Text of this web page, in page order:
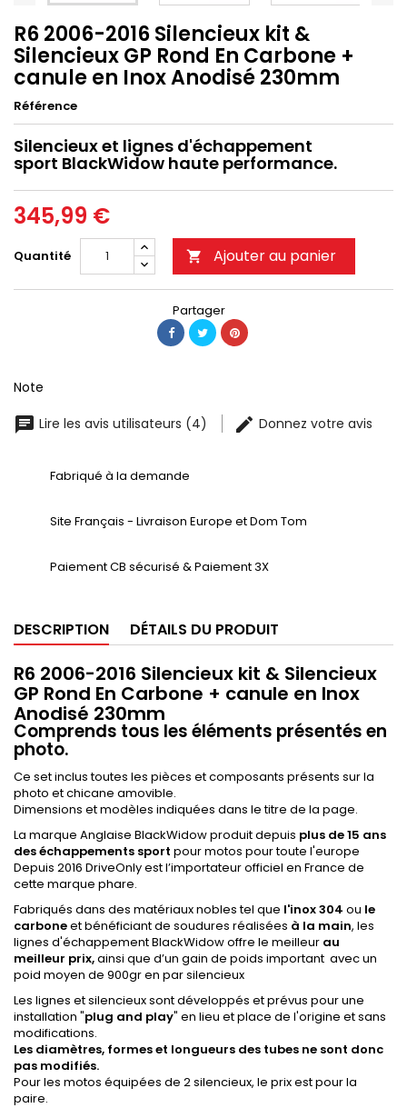
R6 2006-2016 Silencieux kit &
Silencieux GP Rond En Carbone +
canule en Inox Anodisé 230mm
Référence
Silencieux et lignes d'échappement
sport BlackWidow haute performance.
345,99 €
Quantité  Ajouter au panier
Partager
Note
Lire les avis utilisateurs (4)
Donnez votre avis
Fabriqué à la demande
Site Français - Livraison Europe et Dom Tom
Paiement CB sécurisé & Paiement 3X
DESCRIPTION DÉTAILS DU PRODUIT
R6 2006-2016 Silencieux kit & Silencieux
GP Rond En Carbone + canule en Inox
Anodisé 230mm
Comprends tous les éléments présentés en
photo.
Ce set inclus toutes les pièces et composants présents sur la
photo et chicane amovible.
Dimensions et modèles indiquées dans le titre de la page.
La marque Anglaise BlackWidow produit depuis plus de 15 ans
des échappements sport pour motos pour toute l'europe
Depuis 2016 DriveOnly est l’importateur officiel en France de
cette marque phare.
Fabriqués dans des matériaux nobles tel que l'inox 304 ou le
carboneet bénéficiant de soudures réalisées à la main, les
lignes d'échappement BlackWidow offre le meilleur au
meilleur prix,ainsi que d’un gain de poids important avec un
poid moyen de 900gr en par silencieux
Les lignes et silencieux sont développés et prévus pour une
installation "plug and play" en lieu et place de l'origine et sans
modifications.
Les diamètres, formes et longueurs des tubes ne sont donc
pas modifiés.
Pour les motos équipées de 2 silencieux, le prix est pour la
paire.